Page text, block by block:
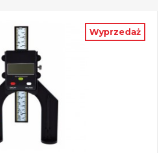
Wyprzedaż